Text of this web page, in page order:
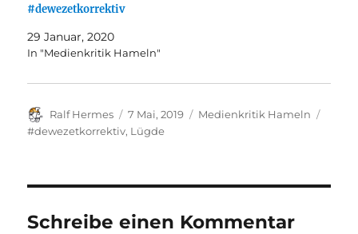
#dewezetkorrektiv
29 Januar, 2020
In "Medienkritik Hameln"
Autor
Ralf Hermes
Veröffentlicht
am
7 Mai, 2019 Kategorien
Medienkritik Hameln
#dewezetkorrektiv, Lügde
Schreibe einen Kommentar